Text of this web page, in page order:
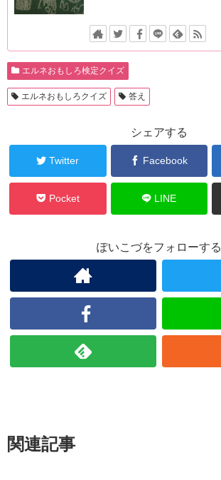
エルネおもしろ検定クイズ
エルネおもしろクイズ 答え
シェアする
Twitter Facebook
Pocket LINE
ぽいこづをフォローする
関連記事